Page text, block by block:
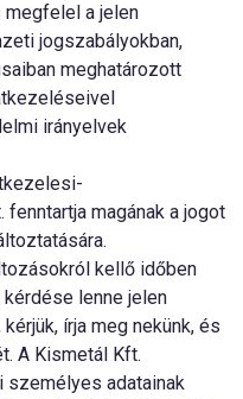
a jelen
jogszabályokban,
meghatározott
irányelvek
fenntartja magának a jogot
kellő időben
lenne jelen
írja meg nekünk, és
A Kismetál Kft.
adatainak